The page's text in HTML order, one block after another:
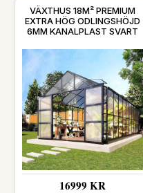
VÄXTHUS 18M² PREMIUM
EXTRA HÖG ODLINGSHÖJD
6MM KANALPLAST SVART
16999 KR